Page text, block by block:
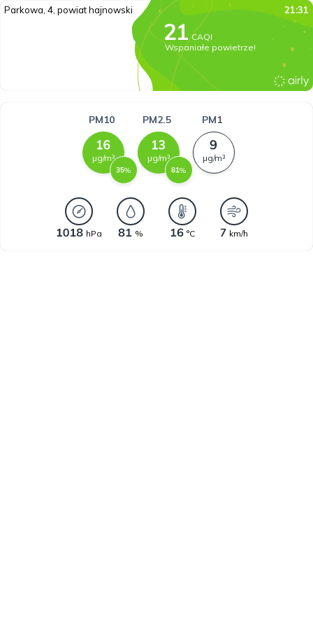
Parkowa, 4, powiat hajnowski 21:31
CAQI
Wspaniałe powietrze!
PM10
µg/m³
%
PM2.5
µg/m³
%
PM1
µg/m³
hPa % °C km/h